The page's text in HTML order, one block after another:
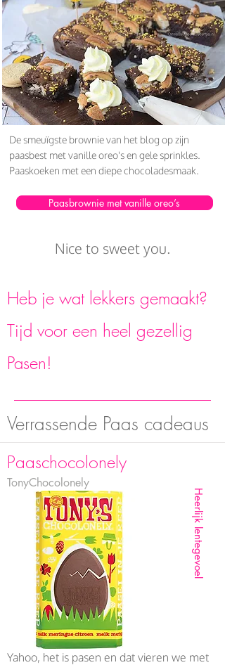
De smeuïgste brownie van het blog op zijn
paasbest met vanille oreo's en gele sprinkles.
Paaskoeken met een diepe chocoladesmaak.
Paasbrownie met vanille oreo’s
Nice to sweet you.
Heb je wat lekkers gemaakt?
Tijd voor een heel gezellig
Pasen!
Verrassende Paas cadeaus
Paaschocolonely
TonyChocolonely
Heerlijk lentegevoel
Yahoo, het is pasen en dat vieren we met